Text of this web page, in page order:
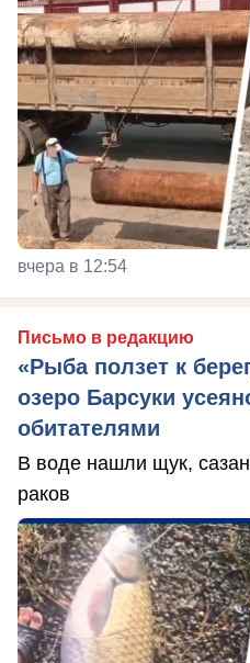
вчера в 12:54
Письмо в редакцию
«Рыба ползет к
озеро Барсуки
обитателями
В воде нашли щук,
раков